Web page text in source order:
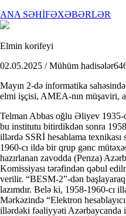
ANA SƏHİFƏXƏBƏRLƏR
Elmin korifeyi
02.05.2025 / Mühüm hadisələr
Mayın 2-də informatika
elmi işçisi, AMEA-nın müşaviri,
Telman Abbas oğlu Əliyev 1935-
bu institutu bitirdikdən sonra
illərdə SSRİ hesablama texnikası
1960-cı ildə bir qrup gənc
hazırlanan zavodda (Penza)
Komissiyası tərəfindən qəbul
verilir. “BESM-2”-dən
lazımdır. Belə ki, 1958-1960-cı
Mərkəzində “Elektron
illərdəki fəaliyyəti Azərbaycanda